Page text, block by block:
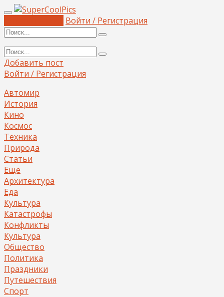
Войти / Регистрация
Добавить пост
Войти / Регистрация
Автомир
История
Кино
Космос
Техника
Природа
Статьи
Еще
Архитектура
Еда
Культура
Катастрофы
Конфликты
Культура
Общество
Политика
Праздники
Путешествия
Спорт